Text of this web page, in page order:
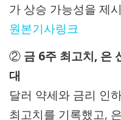
가 상승 가능성을 제
원본기사링크
② 금 6주 최고치, 은
대
달러 약세와 금리 인
최고치를 기록했고,